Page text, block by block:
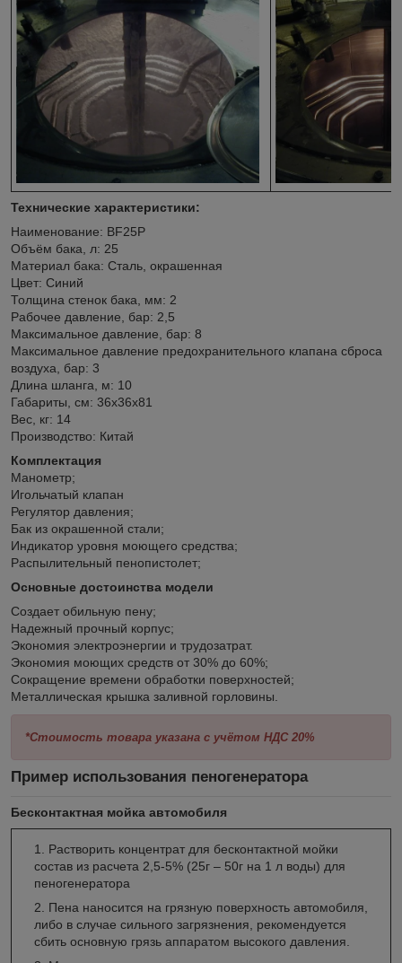
Технические характеристики:
Наименование: BF25P
Объём бака, л: 25
Материал бака: Сталь, окрашенная
Цвет: Синий
Толщина стенок бака, мм: 2
Рабочее давление, бар: 2,5
Максимальное давление, бар: 8
Максимальное давление предохранительного клапана сброса
воздуха, бар: 3
Длина шланга, м: 10
Габариты, см: 36х36х81
Вес, кг: 14
Производство: Китай
Комплектация
Манометр;
Игольчатый клапан
Регулятор давления;
Бак из окрашенной стали;
Индикатор уровня моющего средства;
Распылительный пенопистолет;
Основные достоинства модели
Создает обильную пену;
Надежный прочный корпус;
Экономия электроэнергии и трудозатрат.
Экономия моющих средств от 30% до 60%;
Сокращение времени обработки поверхностей;
Металлическая крышка заливной горловины.
*Стоимость товара указана с учётом НДС 20%
Пример использования пеногенератора
Бесконтактная мойка автомобиля
Растворить концентрат для бесконтактной мойки
состав из расчета 2,5-5% (25г – 50г на 1 л воды) для
пеногенератора
Пена наносится на грязную поверхность автомобиля,
либо в случае сильного загрязнения, рекомендуется
сбить основную грязь аппаратом высокого давления.